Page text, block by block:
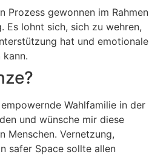
Prozess gewonnen im Rahmen
Es lohnt sich, sich zu wehren,
hat und emotionale
Wahlfamilie in der
und wünsche mir diese
Menschen. Vernetzung,
safer Space sollte allen